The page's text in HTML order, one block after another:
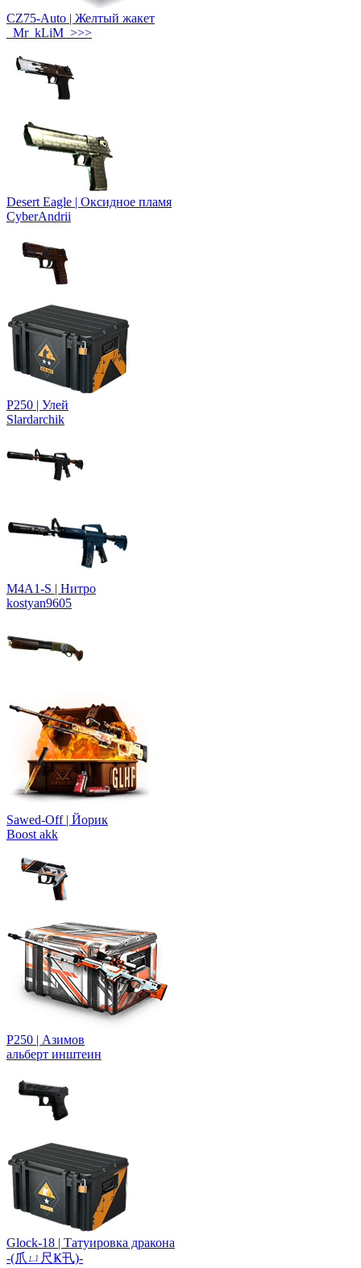
CZ75-Auto | Желтый жакет
_Mr_kLiM_>>>
Desert Eagle | Оксидное пламя
CyberAndrii
P250 | Улей
Slardarchik
M4A1-S | Нитро
kostyan9605
Sawed-Off | Йорик
Boost akk
P250 | Азимов
альберт инштеин
Glock-18 | Татуировка дракона
-(爪ㄩ尺Ҝ卂)-